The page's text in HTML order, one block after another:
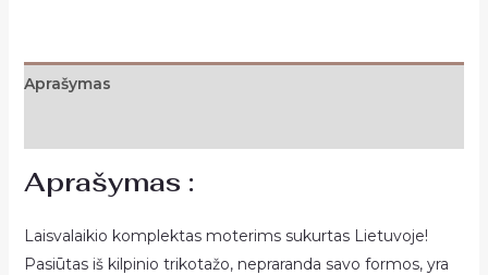
kostiumas
and
Aprašymas
Aprašymas :
Laisvalaikio komplektas moterims sukurtas Lietuvoje!
Pasiūtas iš kilpinio trikotažo, nepraranda savo formos, yra